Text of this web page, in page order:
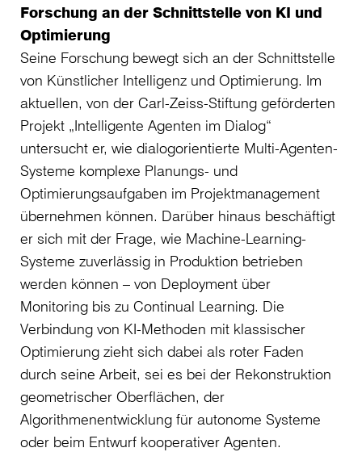
Forschung an der Schnittstelle von KI und
Optimierung
Seine Forschung bewegt sich an der Schnittstelle
von Künstlicher Intelligenz und Optimierung. Im
aktuellen, von der Carl-Zeiss-Stiftung geförderten
Projekt „Intelligente Agenten im Dialog“
untersucht er, wie dialogorientierte Multi-Agenten-
Systeme komplexe Planungs- und
Optimierungsaufgaben im Projektmanagement
übernehmen können. Darüber hinaus beschäftigt
er sich mit der Frage, wie Machine-Learning-
Systeme zuverlässig in Produktion betrieben
werden können – von Deployment über
Monitoring bis zu Continual Learning. Die
Verbindung von KI-Methoden mit klassischer
Optimierung zieht sich dabei als roter Faden
durch seine Arbeit, sei es bei der Rekonstruktion
geometrischer Oberflächen, der
Algorithmenentwicklung für autonome Systeme
oder beim Entwurf kooperativer Agenten.